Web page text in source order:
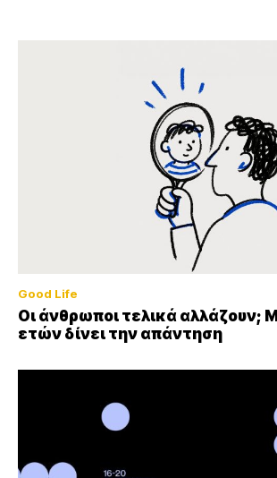
Good Life
Οι άνθρωποι τελικά αλλάζουν;
ετών δίνει την απάντηση